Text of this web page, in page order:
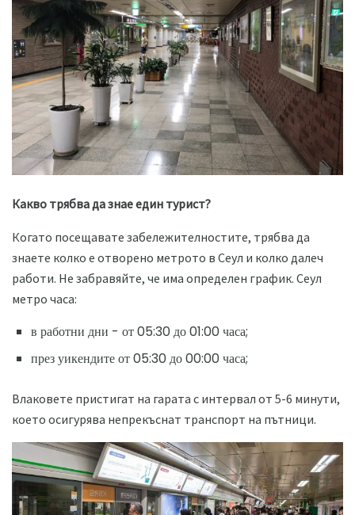
Какво трябва да знае един турист?
Когато посещавате забележителностите, трябва да
знаете колко е отворено метрото в Сеул и колко далеч
работи. Не забравяйте, че има определен график. Сеул
метро часа:
в работни дни - от 05:30 до 01:00 часа;
през уикендите от 05:30 до 00:00 часа;
Влаковете пристигат на гарата с интервал от 5-6 минути,
което осигурява непрекъснат транспорт на пътници.